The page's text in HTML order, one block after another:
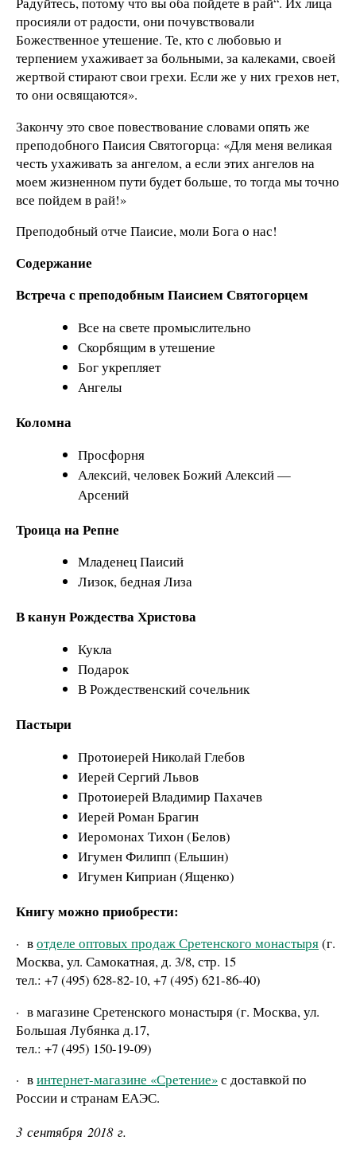
просияли от радости, они почувствовали
Божественное утешение. Те, кто с любовью и
терпением ухаживает за больными, за калеками, своей
жертвой стирают свои грехи. Если же у них грехов нет,
то они освящаются».
Закончу это свое повествование словами опять же
преподобного Паисия Святогорца: «Для меня великая
честь ухаживать за ангелом, а если этих ангелов на
моем жизненном пути будет больше, то тогда мы точно
все пойдем в рай!»
Преподобный отче Паисие, моли Бога о нас!
Содержание
Встреча с преподобным Паисием Святогорцем
Все на свете промыслительно
Скорбящим в утешение
Бог укрепляет
Ангелы
Коломна
Просфорня
Алексий, человек Божий Алексий —
Арсений
Троица на Репне
Младенец Паисий
Лизок, бедная Лиза
В канун Рождества Христова
Кукла
Подарок
В Рождественский сочельник
Пастыри
Протоиерей Николай Глебов
Иерей Сергий Львов
Протоиерей Владимир Пахачев
Иерей Роман Брагин
Иеромонах Тихон (Белов)
Игумен Филипп (Ельшин)
Игумен Киприан (Ященко)
Книгу можно приобрести:
· вотделе оптовых продаж Сретенского монастыря(г.
Москва, ул. Самокатная, д. 3/8, стр. 15
тел.: +7 (495) 628-82-10, +7 (495) 621-86-40)
· в магазине Сретенского монастыря (г. Москва, ул.
Большая Лубянка д.17,
тел.: +7 (495) 150-19-09)
· винтернет-магазине «Сретение»с доставкой по
России и странам ЕАЭС.
3 сентября 2018 г.